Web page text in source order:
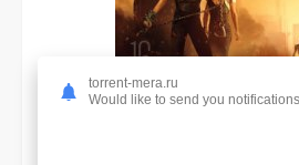
torrent-mera.ru
Would like to send you notifications